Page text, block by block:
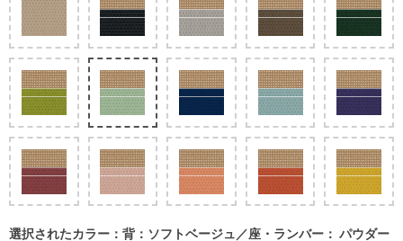
選択されたカラー：背：ソフトベージュ／座・ランバー： パウダー